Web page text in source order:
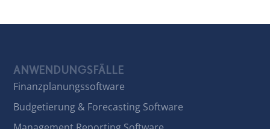
ANWENDUNGSFÄLLE
Finanzplanungssoftware
Budgetierung & Forecasting Software